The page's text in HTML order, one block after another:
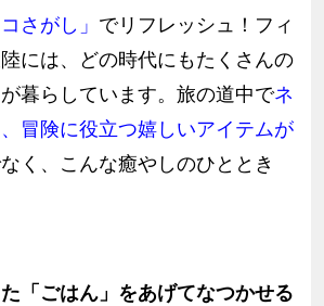
さがし」 でリフレッシュ！フィ
には、どの時代にもたくさんの
暮らしています。旅の道中でネ
冒険に役立つ嬉しいアイテムが
く、こんな癒やしのひととき
「ごはん」をあげてなつかせる